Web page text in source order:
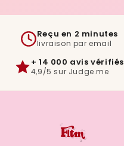
Reçu en 2 minutes
livraison par email
+ 14 000 avis vérifiés
4,9/5 sur Judge.me